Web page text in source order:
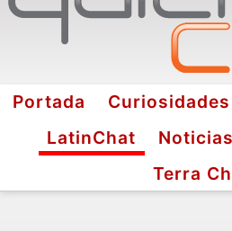
Portada Curiosidades
LatinChat
Noticias
Terra